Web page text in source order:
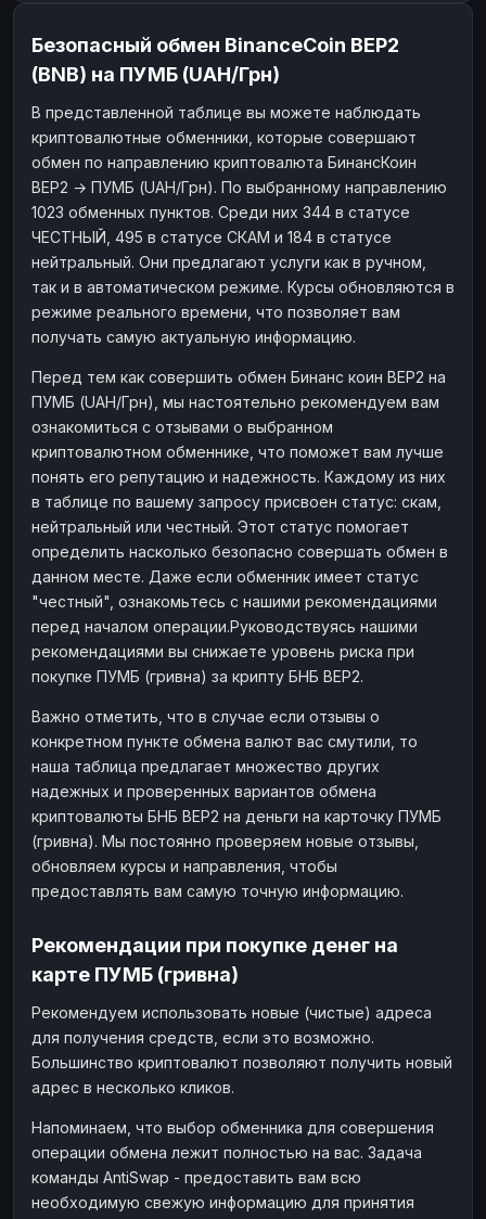
ВТБ ВТБ
ДЕНЕЖНЫЕ ПЕРЕВОДЫ
ЗК USD
WU USD
ЗК
НАЛИЧНЫЕ ДЕНЬГИ
Наличные
Наличные USD
Наличные KZT
Наличные
Наличные
Наличные
Безопасный обмен BinanceCoin BEP2
(BNB) на ПУМБ (UAH/Грн)
В представленной таблице вы можете наблюдать
криптовалютные обменники, которые совершают
обмен по направлению криптовалюта БинансКоин
BEP2 → ПУМБ (UAH/Грн). По выбранному направлению
1023 обменных пунктов. Среди них 344 в статусе
ЧЕСТНЫЙ, 495 в статусе СКАМ и 184 в статусе
нейтральный. Они предлагают услуги как в ручном,
так и в автоматическом режиме. Курсы обновляются в
режиме реального времени, что позволяет вам
получать самую актуальную информацию.
Перед тем как совершить обмен Бинанс коин BEP2 на
ПУМБ (UAH/Грн), мы настоятельно рекомендуем вам
ознакомиться с отзывами о выбранном
криптовалютном обменнике, что поможет вам лучше
понять его репутацию и надежность. Каждому из них
в таблице по вашему запросу присвоен статус: скам,
нейтральный или честный. Этот статус помогает
определить насколько безопасно совершать обмен в
данном месте. Даже если обменник имеет статус
"честный", ознакомьтесь с нашими рекомендациями
перед началом операции.Руководствуясь нашими
рекомендациями вы снижаете уровень риска при
покупке ПУМБ (гривна) за крипту БНБ BEP2.
Важно отметить, что в случае если отзывы о
конкретном пункте обмена валют вас смутили, то
наша таблица предлагает множество других
надежных и проверенных вариантов обмена
криптовалюты БНБ BEP2 на деньги на карточку ПУМБ
(гривна). Мы постоянно проверяем новые отзывы,
обновляем курсы и направления, чтобы
предоставлять вам самую точную информацию.
Рекомендации при покупке денег на
карте ПУМБ (гривна)
Рекомендуем использовать новые (чистые) адреса
для получения средств, если это возможно.
Большинство криптовалют позволяют получить новый
адрес в несколько кликов.
Напоминаем, что выбор обменника для совершения
операции обмена лежит полностью на вас. Задача
команды AntiSwap - предоставить вам всю
необходимую свежую информацию для принятия